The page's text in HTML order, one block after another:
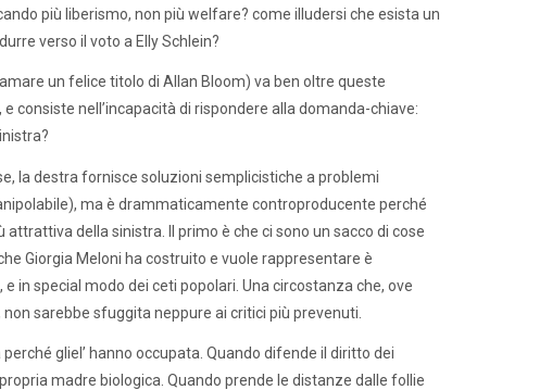
più liberismo, non più welfare? come illudersi che esista un
verso il voto a Elly Schlein?
un felice titolo di Allan Bloom) va ben oltre queste
consiste nell’incapacità di rispondere alla domanda-chiave:
la destra fornisce soluzioni semplicistiche a problemi
ma è drammaticamente controproducente perché
della sinistra. Il primo è che ci sono un sacco di cose
Giorgia Meloni ha costruito e vuole rappresentare è
in special modo dei ceti popolari. Una circostanza che, ove
sarebbe sfuggita neppure ai critici più prevenuti.
gliel’ hanno occupata. Quando difende il diritto dei
madre biologica. Quando prende le distanze dalle follie